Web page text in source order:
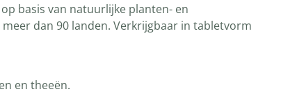
basis van natuurlijke planten- en
dan 90 landen. Verkrijgbaar in tabletvorm
en theeën.